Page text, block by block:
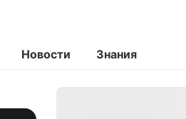
Новости Знания